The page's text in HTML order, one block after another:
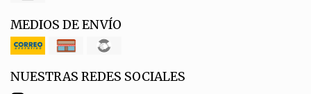
MEDIOS DE ENVÍO
NUESTRAS REDES SOCIALES